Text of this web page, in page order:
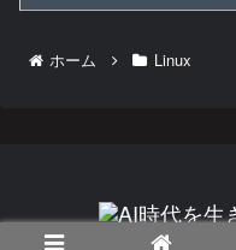
ホーム Linux